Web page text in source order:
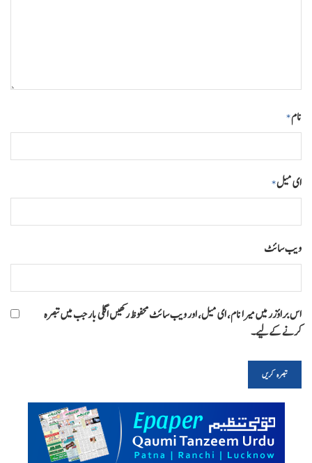
نام*
ای میل*
ویب‌ سائٹ
اس براؤزر میں میرا نام، ای میل، اور ویب سائٹ محفوظ رکھیں اگلی بار جب میں تبصرہ
کرنے کےلیے۔